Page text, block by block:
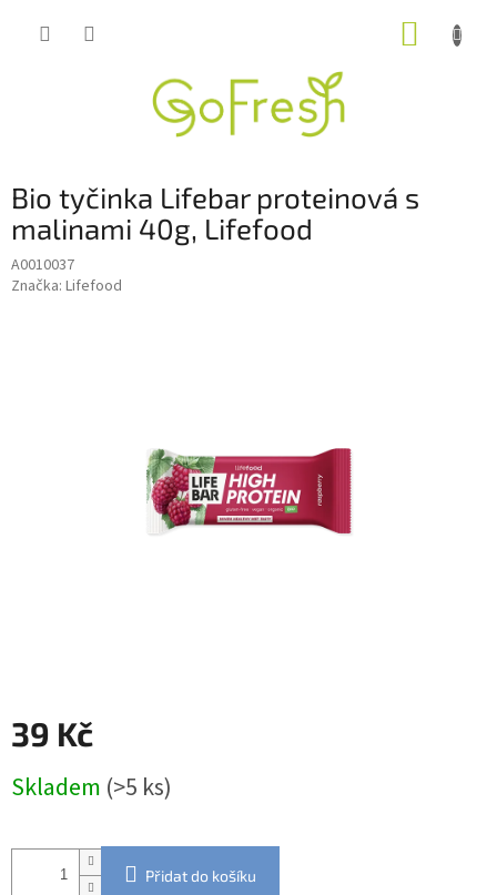
Bio tyčinka Lifebar proteinová s
malinami 40g, Lifefood
A0010037
Značka: Lifefood
39 Kč
cena:
Skladem (>5 ks)
Přidat do košíku